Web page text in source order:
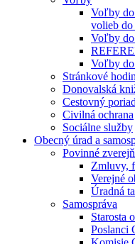
Voľby do
volieb do
Voľby do
Voľby do
Stránkové
Donovalská
Cestovný
Civilná ochrana
Sociálne služby
Obecný úrad a
Povinné
Zmluvy,
Verejné
Úradná
Samospráva
Starosta
Poslanci